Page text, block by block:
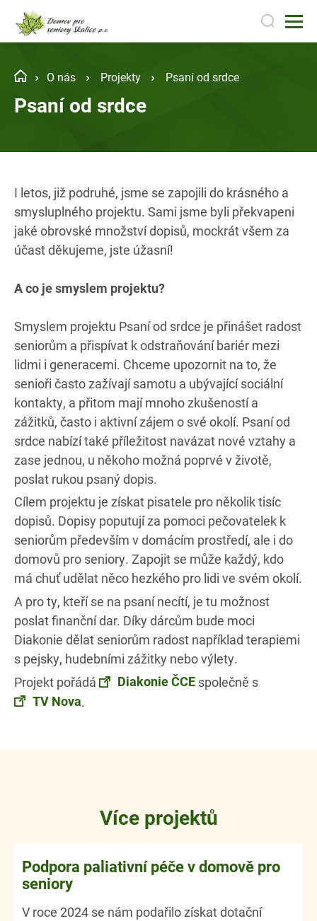
O nás Projekty Psaní od srdce
Psaní od srdce
I letos, již podruhé, jsme se zapojili do krásného a
smysluplného projektu. Sami jsme byli překvapeni
jaké obrovské množství dopisů, mockrát všem za
účast děkujeme, jste úžasní!
A co je smyslem projektu?
Smyslem projektu Psaní od srdce je přinášet radost
seniorům a přispívat k odstraňování bariér mezi
lidmi i generacemi. Chceme upozornit na to, že
senioři často zažívají samotu a ubývající sociální
kontakty, a přitom mají mnoho zkušeností a
zážitků, často i aktivní zájem o své okolí. Psaní od
srdce nabízí také příležitost navázat nové vztahy a
zase jednou, u někoho možná poprvé v životě,
poslat rukou psaný dopis.
Cílem projektu je získat pisatele pro několik tisíc
dopisů. Dopisy poputují za pomoci pečovatelek k
seniorům především v domácím prostředí, ale i do
domovů pro seniory. Zapojit se může každý, kdo
má chuť udělat něco hezkého pro lidi ve svém okolí.
A pro ty, kteří se na psaní necítí, je tu možnost
poslat finanční dar. Díky dárcům bude moci
Diakonie dělat seniorům radost například terapiemi
s pejsky, hudebními zážitky nebo výlety.
Projekt pořádá
Diakonie ČCE společně s
TV Nova.
Více projektů
Podpora paliativní péče v domově pro
seniory
V roce 2024 se nám podařilo získat dotační